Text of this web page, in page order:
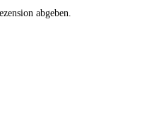
abgeben.